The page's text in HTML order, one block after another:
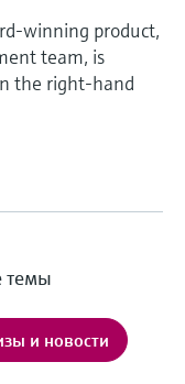
winning product,
team, is
the right-hand
темы
и новости